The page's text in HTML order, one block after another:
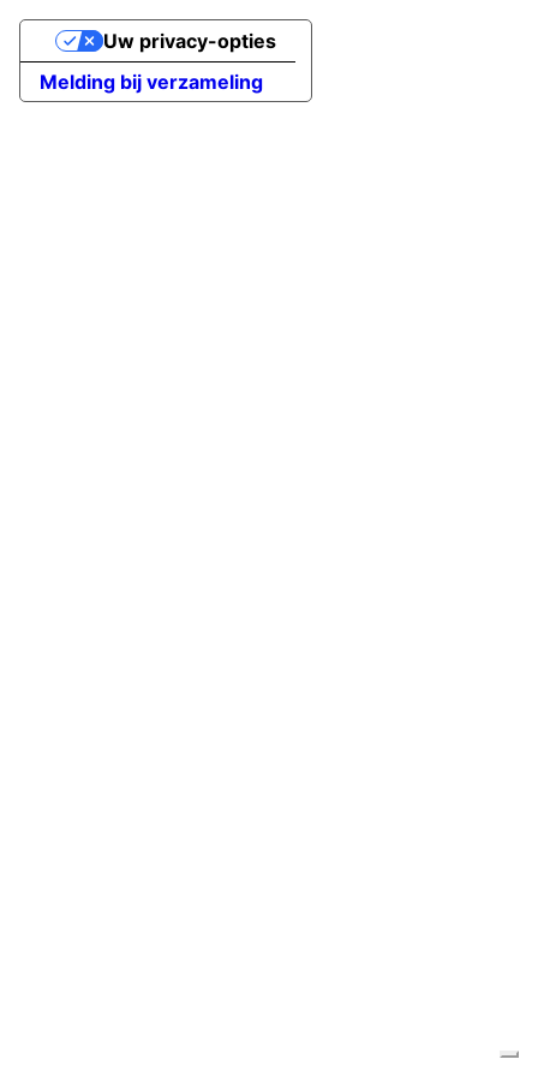
Melding bij verzameling
Uw privacy-opties